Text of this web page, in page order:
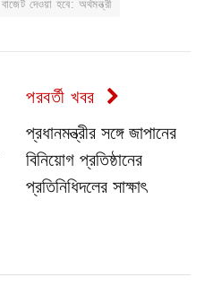
দেওয়া হবে: অর্থমন্ত্রী
পরবর্তী খবর
প্রধানমন্ত্রীর সঙ্গে জাপানের
বিনিয়োগ প্রতিষ্ঠানের
প্রতিনিধিদলের সাক্ষাৎ